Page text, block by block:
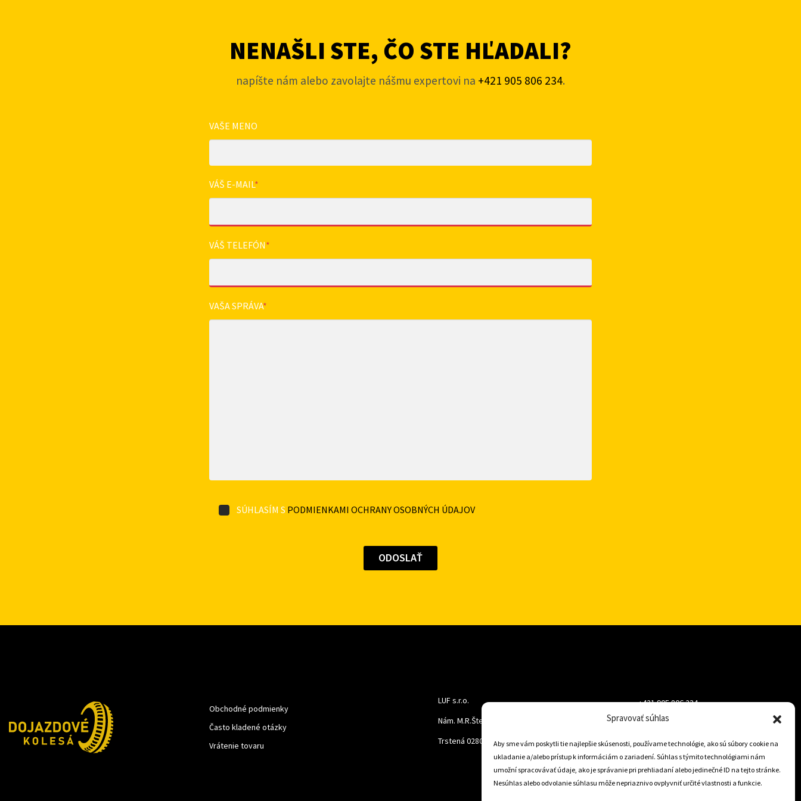
Spravovať súhlas
Aby sme vám poskytli tie najlepšie skúsenosti, používame technológie, ako sú súbory cookie na
ukladanie a/alebo prístup k informáciám o zariadení. Súhlas s týmito technológiami nám
umožní spracovávať údaje, ako je správanie pri prehliadaní alebo jedinečné ID na tejto stránke.
Nesúhlas alebo odvolanie súhlasu môže nepriaznivo ovplyvniť určité vlastnosti a funkcie.
NENAŠLI STE, ČO STE HĽADALI?
napíšte nám alebo zavolajte nášmu expertovi na +421 905 806 234.
VAŠE MENO
VÁŠ E-MAIL*
VÁŠ TELEFÓN*
VAŠA SPRÁVA*
SÚHLASÍM S PODMIENKAMI OCHRANY OSOBNÝCH ÚDAJOV
Obchodné podmienky
Často kladené otázky
Vrátenie tovaru
LUF s.r.o.
Nám. M.R.Štefanika 518,
Trstená 02801
+421 905 806 234
info@dojazdovekolesa.com
Český Eshop